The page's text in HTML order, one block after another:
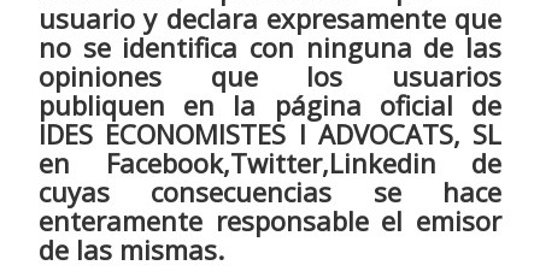
usuario y declara expresamente que
no se identifica con ninguna de las
opiniones que los usuarios
publiquen en la página oficial de
IDES ECONOMISTES I ADVOCATS, SL
en Facebook,Twitter,Linkedin de
cuyas consecuencias se hace
enteramente responsable el emisor
de las mismas.